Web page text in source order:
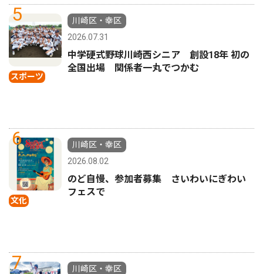
5
スポーツ
川崎区・幸区
2026.07.31
中学硬式野球川崎西シニア 創設18年 初の
全国出場 関係者一丸でつかむ
6
文化
川崎区・幸区
2026.08.02
のど自慢、参加者募集 さいわいにぎわい
フェスで
7
川崎区・幸区